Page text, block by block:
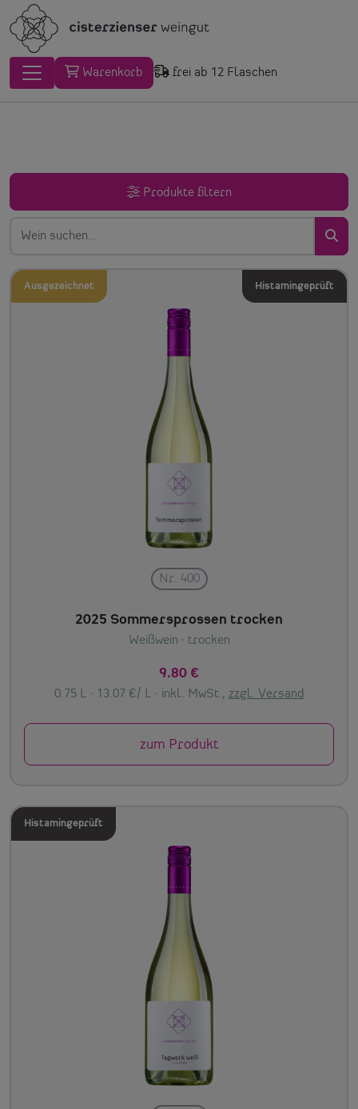
Warenkorb frei ab 12 Flaschen
Produkte filtern
Ausgezeichnet Histamingeprüft
Nr. 400
2025 Sommersprossen trocken
Weißwein · trocken
9.80 €
0.75 L · 13.07 €/ L · inkl. MwSt., zzgl. Versand
zum Produkt
Histamingeprüft